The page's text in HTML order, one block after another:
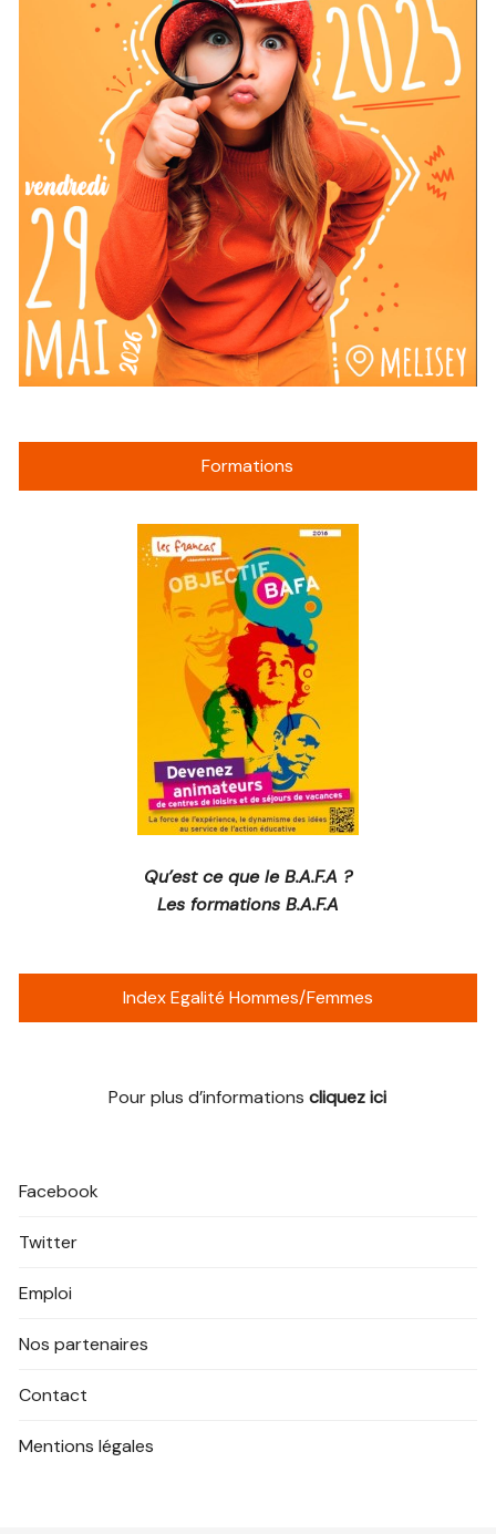
Formations
Qu’est ce que le B.A.F.A ?
Les formations B.A.F.A
Index Egalité Hommes/Femmes
Pour plus d’informationscliquez ici
Facebook
Twitter
Emploi
Nos partenaires
Contact
Mentions légales